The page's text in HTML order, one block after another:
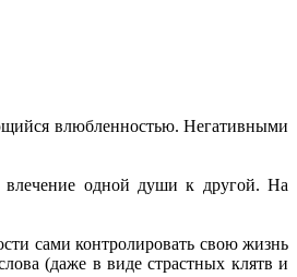
влюбленностью. Негативными
влечение одной души к другой. На
сами контролировать свою жизнь
(даже в виде страстных клятв и